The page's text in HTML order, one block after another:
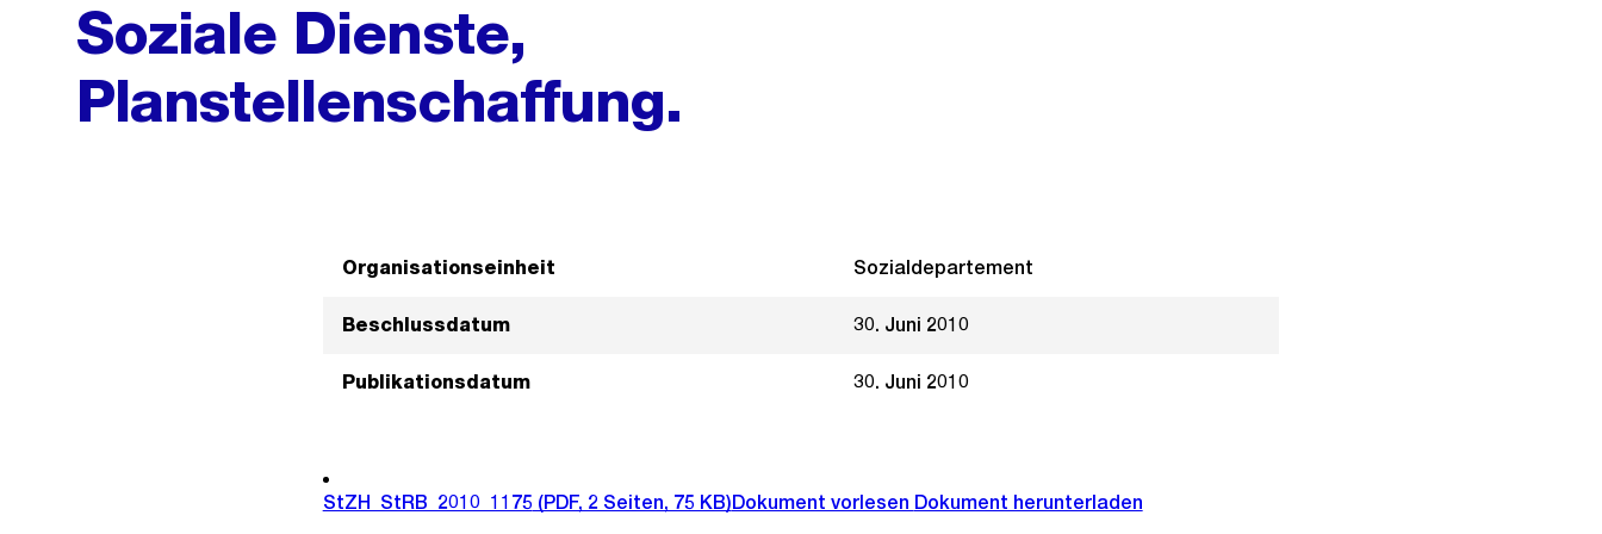
Soziale Dienste,
Planstellenschaffung.
Organisationseinheit Sozialdepartement
Beschlussdatum 30. Juni 2010
Publikationsdatum 30. Juni 2010
StZH_StRB_2010_1175 (PDF, 2 Seiten, 75 KB)Dokument vorlesen Dokument herunterladen